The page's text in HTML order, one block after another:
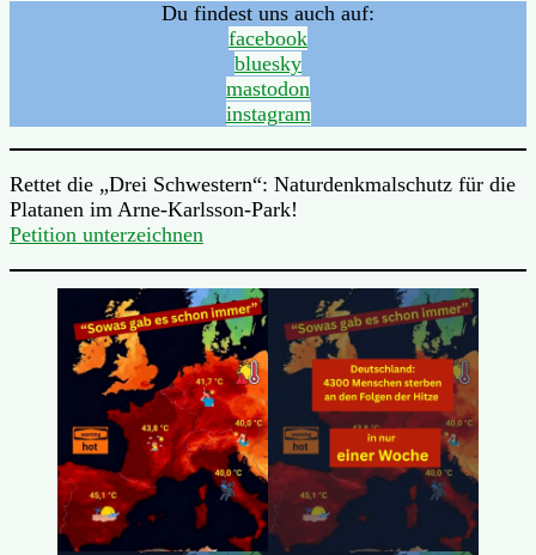
Du findest uns auch auf:
facebook
bluesky
mastodon
instagram
Rettet die „Drei Schwestern“: Naturdenkmalschutz für die
Platanen im Arne-Karlsson-Park!
Petition unterzeichnen